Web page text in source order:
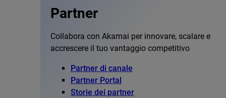
Partner
Collabora con Akamai per innovare, scalare e
accrescere il tuo vantaggio competitivo
Partner di canale
Partner Portal
Storie dei partner